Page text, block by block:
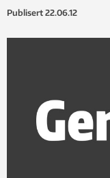
Publisert 22.06.12